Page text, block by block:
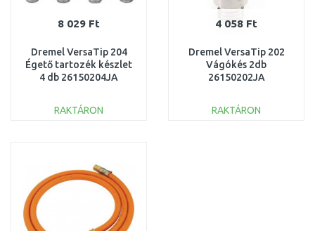
8 029 Ft
Dremel VersaTip 204
Égető tartozék készlet
4 db 26150204JA
RAKTÁRON
4 058 Ft
Dremel VersaTip 202
Vágókés 2db
26150202JA
RAKTÁRON